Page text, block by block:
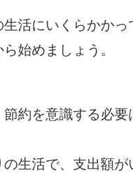
生活にいくらかかっ
始めましょう。
節約を意識する必要
生活で、支出額が